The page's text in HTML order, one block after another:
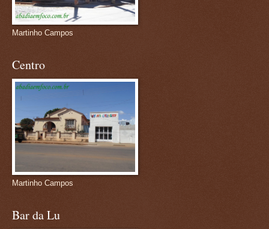
Martinho Campos
Centro
Martinho Campos
Bar da Lu